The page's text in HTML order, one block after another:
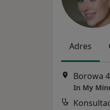
Adres
Borowa
In My